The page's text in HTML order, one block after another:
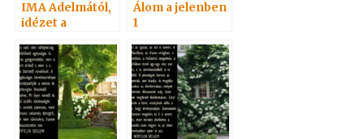
IMA Adelmától,
idézet a
Szellemtől 14.
Álom a jelenben
1